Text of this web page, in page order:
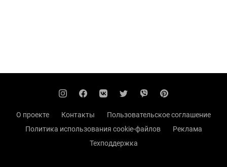
О проекте Контакты
Пользовательское соглашение
Политика использования cookie-файлов
Реклама
Техподдержка